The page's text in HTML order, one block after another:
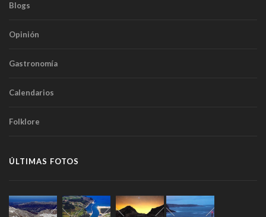
Blogs
Opinión
Gastronomía
Calendarios
Folklore
ÚLTIMAS FOTOS